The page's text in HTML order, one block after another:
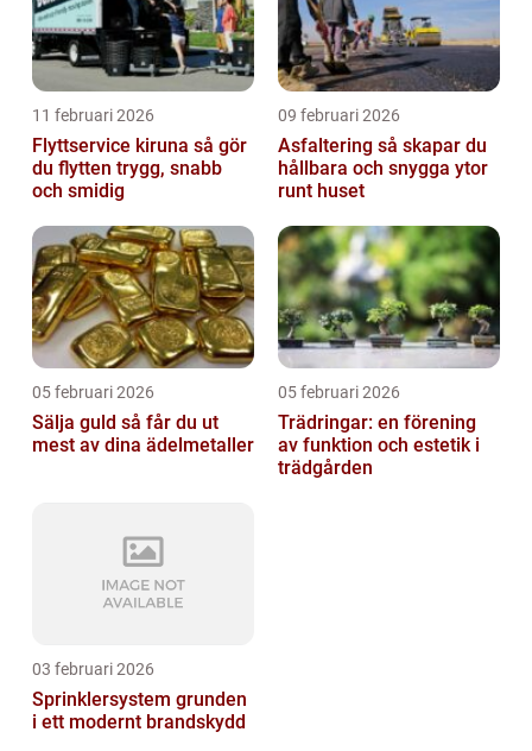
11 februari 2026
Flyttservice kiruna så gör
du flytten trygg, snabb
och smidig
09 februari 2026
Asfaltering så skapar du
hållbara och snygga ytor
runt huset
05 februari 2026
Sälja guld så får du ut
mest av dina ädelmetaller
05 februari 2026
Trädringar: en förening
av funktion och estetik i
trädgården
03 februari 2026
Sprinklersystem grunden
i ett modernt brandskydd